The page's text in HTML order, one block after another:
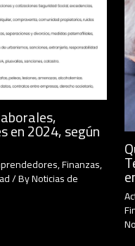
en 2024, según
,Finanzas,
/ ByNoticias de